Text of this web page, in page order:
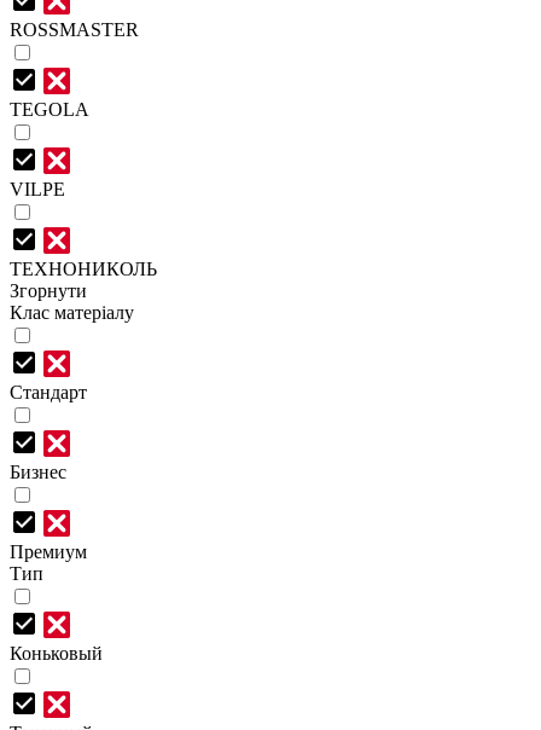
ROSSMASTER
TEGOLA
VILPE
ТЕХНОНИКОЛЬ
Згорнути
Клас матеріалу
Стандарт
Бизнес
Премиум
Тип
Коньковый